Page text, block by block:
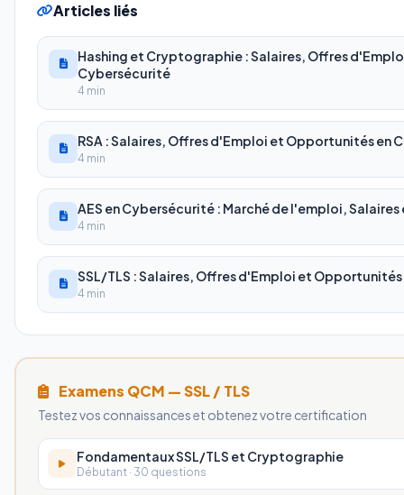
Articles liés
Hashing et Cryptographie : Salaires, Offres
Cybersécurité
4 min
RSA : Salaires, Offres d'Emploi et Opportunités en
4 min
AES en Cybersécurité : Marché de l'emploi,
4 min
SSL/TLS : Salaires, Offres d'Emploi et
4 min
Examens QCM — SSL / TLS
Testez vos connaissances et obtenez votre certification
Fondamentaux SSL/TLS et Cryptographie
Débutant · 30 questions